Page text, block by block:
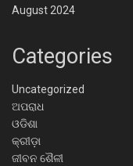
August 2024
Categories
Uncategorized
ଅପରାଧ
ଓଡିଶା
କ୍ରୀଡ଼ା
ଜୀବନ ଶୈଳୀ